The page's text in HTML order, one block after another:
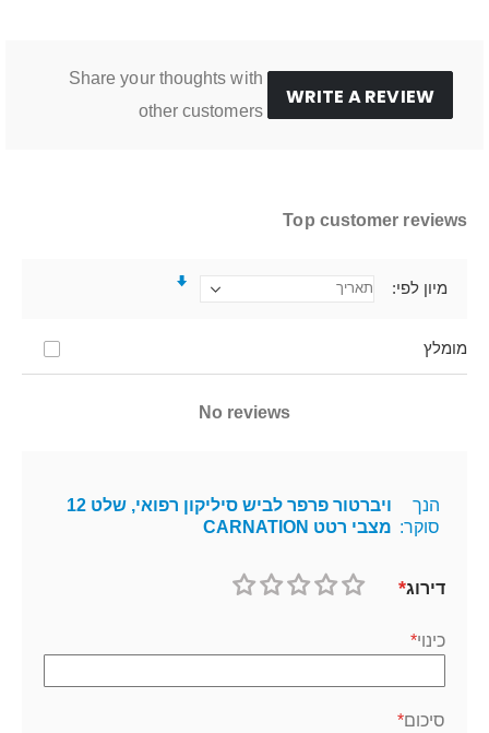
WRITE A REVIEW
Share your thoughts with
other customers
Top customer reviews
מומלץ
מיון לפי
No reviews
הנך
סוקר:
ויברטור פרפר לביש סיליקון רפואי, שלט 12
מצבי רטט CARNATION
דירוג
כינוי
סיכום